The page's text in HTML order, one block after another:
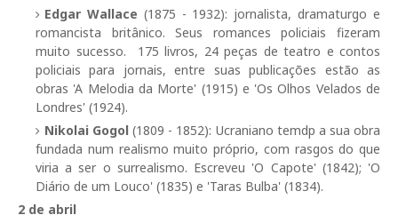
Edgar Wallace (1875 - 1932): jornalista, dramaturgo e
romancista britânico. Seus romances policiais fizeram
muito sucesso. 175 livros, 24 peças de teatro e contos
policiais para jornais, entre suas publicações estão as
obras 'A Melodia da Morte' (1915) e 'Os Olhos Velados de
Londres' (1924).
Nikolai Gogol (1809 - 1852): Ucraniano temdp a sua obra
fundada num realismo muito próprio, com rasgos do que
viria a ser o surrealismo. Escreveu 'O Capote' (1842); 'O
Diário de um Louco' (1835) e 'Taras Bulba' (1834).
2 de abril